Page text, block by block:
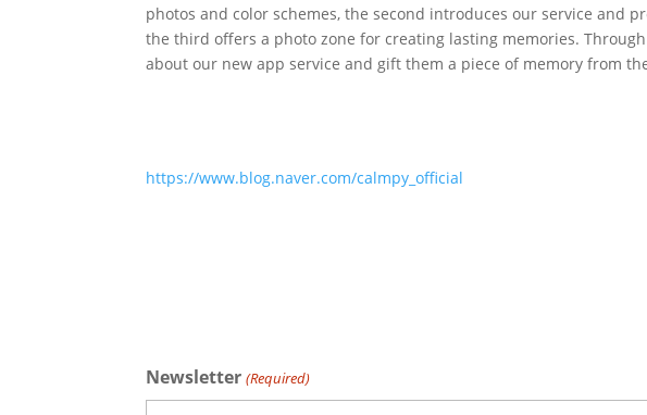
photos and color schemes, the second introduces our service and
the third offers a photo zone for creating lasting memories.
about our new app service and gift them a piece of memory from
https://www.blog.naver.com/calmpy_official
Newsletter (Required)